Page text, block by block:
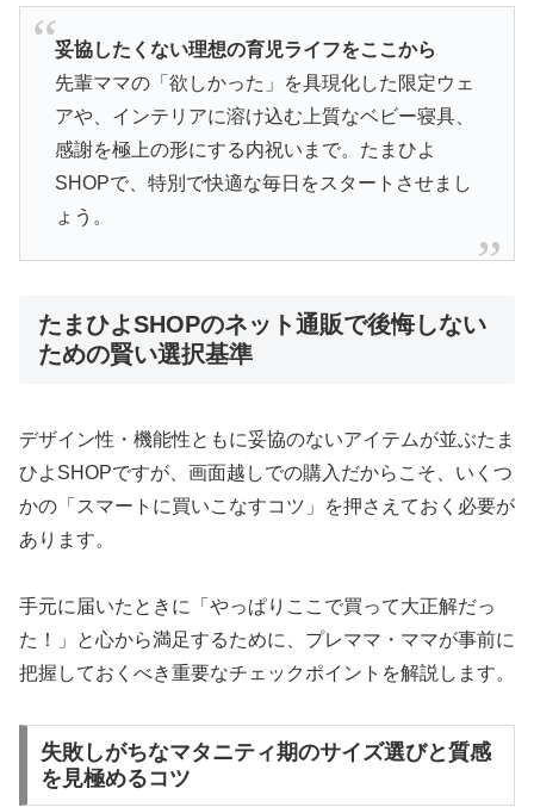
妥協したくない理想の育児ライフをここから
先輩ママの「欲しかった」を具現化した限定ウェ
アや、インテリアに溶け込む上質なベビー寝具、
感謝を極上の形にする内祝いまで。たまひよ
SHOPで、特別で快適な毎日をスタートさせまし
ょう。
たまひよSHOPのネット通販で後悔しない
ための賢い選択基準
デザイン性・機能性ともに妥協のないアイテムが並ぶたま
ひよSHOPですが、画面越しでの購入だからこそ、いくつ
かの「スマートに買いこなすコツ」を押さえておく必要が
あります。
手元に届いたときに「やっぱりここで買って大正解だっ
た！」と心から満足するために、プレママ・ママが事前に
把握しておくべき重要なチェックポイントを解説します。
失敗しがちなマタニティ期のサイズ選びと質感
を見極めるコツ